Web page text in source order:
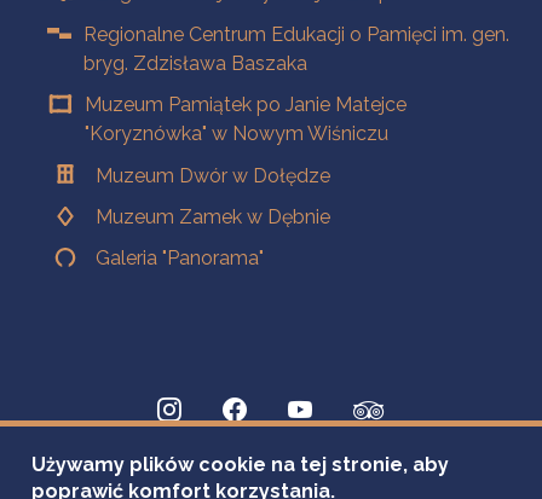
Regionalne Centrum Edukacji o Pamięci im. gen.
bryg. Zdzisława Baszaka
Muzeum Pamiątek po Janie Matejce
"Koryznówka" w Nowym Wiśniczu
Muzeum Dwór w Dołędze
Muzeum Zamek w Dębnie
Galeria "Panorama"
Używamy plików cookie na tej stronie, aby
poprawić komfort korzystania.